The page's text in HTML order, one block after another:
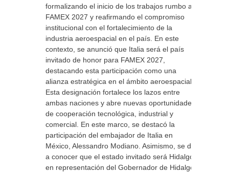
formalizando el inicio de los trabajos rumbo a
FAMEX 2027 y reafirmando el compromiso
institucional con el fortalecimiento de la
industria aeroespacial en el país. En este
contexto, se anunció que Italia será el país
invitado de honor para FAMEX 2027,
destacando esta participación como una
alianza estratégica en el ámbito aeroespacial.
Esta designación fortalece los lazos entre
ambas naciones y abre nuevas oportunidades
de cooperación tecnológica, industrial y
comercial. En este marco, se destacó la
participación del embajador de Italia en
México, Alessandro Modiano. Asimismo, se dio
a conocer que el estado invitado será Hidalgo,
en representación del Gobernador de Hidalgo,